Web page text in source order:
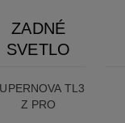
ZADNÉ
SVETLO
TL3
Z PRO